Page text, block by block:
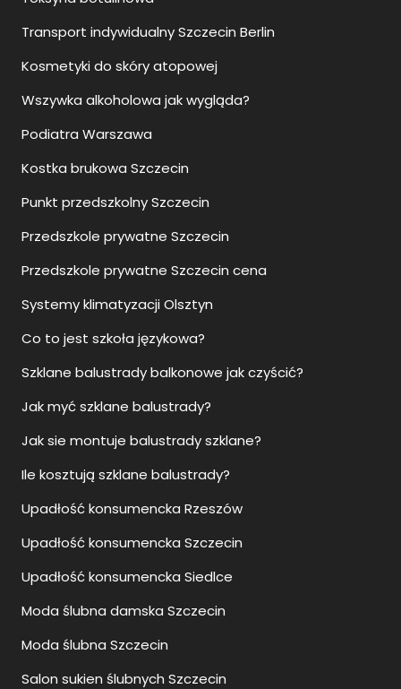
Transport indywidualny Szczecin Berlin
Kosmetyki do skóry atopowej
Wszywka alkoholowa jak wygląda?
Podiatra Warszawa
Kostka brukowa Szczecin
Punkt przedszkolny Szczecin
Przedszkole prywatne Szczecin
Przedszkole prywatne Szczecin cena
Systemy klimatyzacji Olsztyn
Co to jest szkoła językowa?
Szklane balustrady balkonowe jak czyścić?
Jak myć szklane balustrady?
Jak sie montuje balustrady szklane?
Ile kosztują szklane balustrady?
Upadłość konsumencka Rzeszów
Upadłość konsumencka Szczecin
Upadłość konsumencka Siedlce
Moda ślubna damska Szczecin
Moda ślubna Szczecin
Salon sukien ślubnych Szczecin